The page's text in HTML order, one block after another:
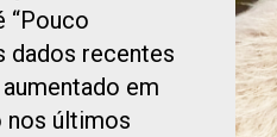
“Pouco
dados recentes
em
nos últimos